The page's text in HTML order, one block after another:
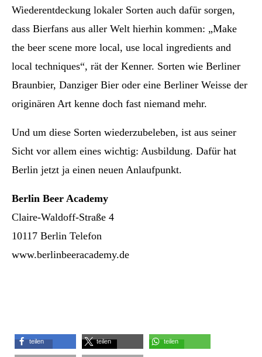
Wiederentdeckung lokaler Sorten auch dafür sorgen,
dass Bierfans aus aller Welt hierhin kommen: „Make
the beer scene more local, use local ingredients and
local techniques“, rät der Kenner. Sorten wie Berliner
Braunbier, Danziger Bier oder eine Berliner Weisse der
originären Art kenne doch fast niemand mehr.
Und um diese Sorten wiederzubeleben, ist aus seiner
Sicht vor allem eines wichtig: Ausbildung. Dafür hat
Berlin jetzt ja einen neuen Anlaufpunkt.
Berlin Beer Academy
Claire-Waldoff-Straße 4
10117 Berlin Telefon
www.berlinbeeracademy.de
teilen teilen teilen